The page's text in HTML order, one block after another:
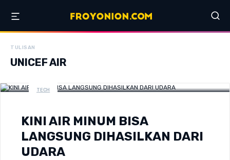
TULISAN
UNICEF AIR
TECH
KINI AIR MINUM BISA
LANGSUNG DIHASILKAN DARI
UDARA